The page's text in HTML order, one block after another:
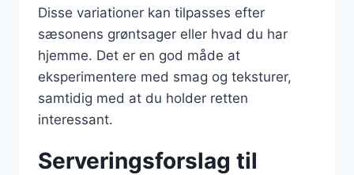
Disse variationer kan tilpasses efter
sæsonens grøntsager eller hvad du har
hjemme. Det er en god måde at
eksperimentere med smag og teksturer,
samtidig med at du holder retten
interessant.
Serveringsforslag til